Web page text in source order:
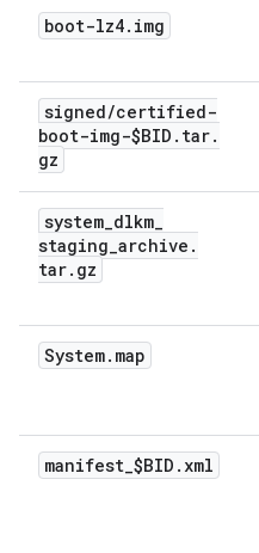
boot-lz4. img
signed/certified-
boot-img-$BID . tar.
gz
system_dlkm_
staging_archive .
tar. gz
System. map
manifest_$BID . xml